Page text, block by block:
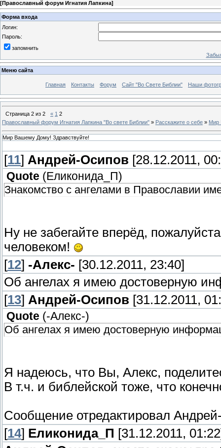
[Православный форум Игнатия Лапкина]
Форма входа
Логин:
Пароль:
запомнить
Меню сайта
Главная Контакты Форум Сайт "Во Свете Библии" Наши
Страница 2 из 2 « 1 2
Православный форум Игнатия Лапкина "Во свете Библии" » Расскажите о себе » Мир
Мир Вашему Дому! Здравствуйте!
[11] Андрей-Осипов [28.12.2011,
Quote ( Еликонида_П )
Знакомство с ангелами в Православии
Ну не забегайте вперёд,
человеком!
[12] -Алекс- [30.12.2011, 23:40]
Об ангелах я имею достоверную
[13] Андрей-Осипов [31.12.2011,
Quote (-Алекс-)
Об ангелах я имею достоверную
Я надеюсь, что Вы, Алекс,
В т.ч. и библейской тоже, что
Сообщение отредактировал
[14] Еликонида_П [31.12.2011,